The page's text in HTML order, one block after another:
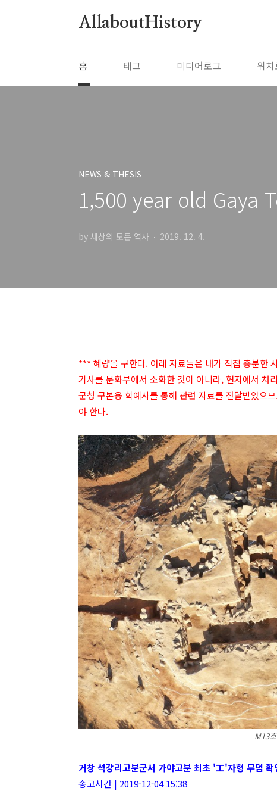
AllaboutHistory
홈 태그 미디어로그 위
NEWS & THESIS
1,500 year old Gaya
by 세상의 모든 역사 2019. 12. 4.
*** 혜량을 구한다. 아래 자료들은 내가 직접 충분한
기사를 문화부에서 소화한 것이 아니라, 현지에서 처
군청 구본용 학예사를 통해 관련 자료를 전달받았으
야 한다.
M13
거창 석강리고분군서 가야고분 최초 '工'자형 무덤 확
송고시간 | 2019-12-04 15:38